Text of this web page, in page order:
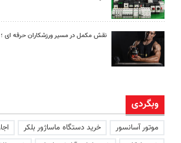
نقش مکمل در مسیر ورزشکاران حرفه ای ؛
وبگردی
موتور آسانسور خرید دستگاه ماساژور بلکر